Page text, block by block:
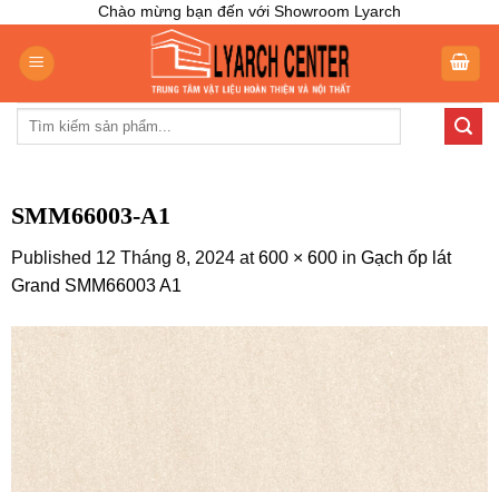
content
Chào mừng bạn đến với Showroom Lyarch
Tìm
SMM66003-A1
Published 12 Tháng 8, 2024 at600 × 600 in Gạch ốp lát
Grand SMM66003 A1